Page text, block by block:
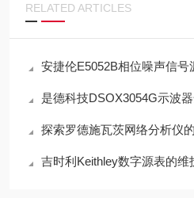
RELATED ARTICLES
安捷伦E5052B相位噪声信
是德科技DSOX3054G示波
探索罗德施瓦茨网络分析仪
吉时利Keithley数字源表的维